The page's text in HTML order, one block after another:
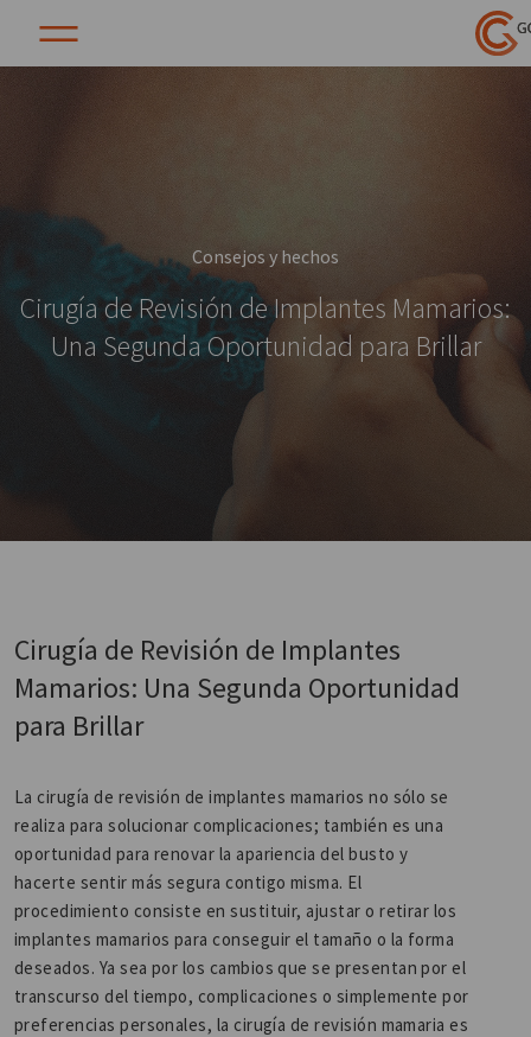
Consejos y hechos
Cirugía de Revisión de Implantes Mamarios:
Una Segunda Oportunidad para Brillar
Cirugía de Revisión de Implantes
Mamarios: Una Segunda Oportunidad
para Brillar
La cirugía de revisión de implantes mamarios no sólo se
realiza para solucionar complicaciones; también es una
oportunidad para renovar la apariencia del busto y
hacerte sentir más segura contigo misma. El
procedimiento consiste en sustituir, ajustar o retirar los
implantes mamarios para conseguir el tamaño o la forma
deseados. Ya sea por los cambios que se presentan por el
transcurso del tiempo, complicaciones o simplemente por
preferencias personales, la cirugía de revisión mamaria es